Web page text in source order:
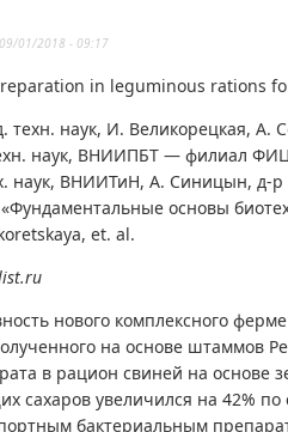
01/2018 - 09:17
in leguminous rations
техн. наук, И. Великорецкая, А.
наук, ВНИИПБТ — филиал
наук, ВНИИТиH, А. Синицын, д-
основы
et. al.
нового комплексного
на основе штаммов
в рацион свиней на основе
сахаров увеличился на 42%
бактериальным